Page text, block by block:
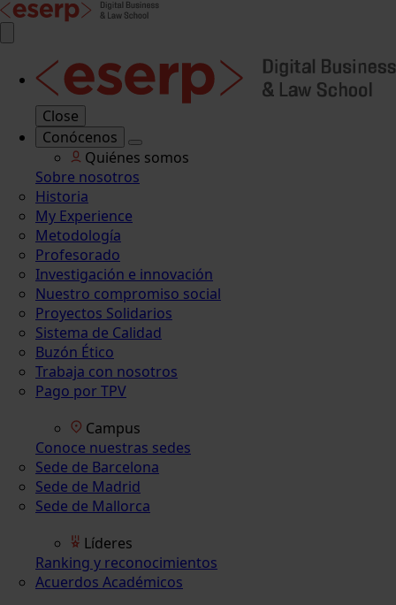
Close
Conócenos
Quiénes somos
Sobre nosotros
Historia
My Experience
Metodología
Profesorado
Investigación e innovación
Nuestro compromiso social
Proyectos Solidarios
Sistema de Calidad
Buzón Ético
Trabaja con nosotros
Pago por TPV
Campus
Conoce nuestras sedes
Sede de Barcelona
Sede de Madrid
Sede de Mallorca
Líderes
Ranking y reconocimientos
Acuerdos Académicos